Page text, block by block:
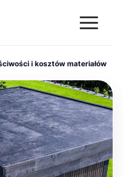
i kosztów materiałów